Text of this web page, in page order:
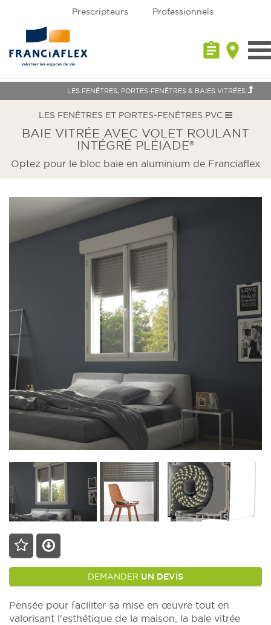
Prescripteurs Professionnels
assignment place
LES FENÊTRES, PORTES-FENÊTRES & BAIES VITRÉES
LES FENÊTRES ET PORTES-FENÊTRES PVC
BAIE VITRÉE AVEC VOLET ROULANT
INTÉGRÉ PLÉIADE®
Optez pour le bloc baie en aluminium de Franciaflex
DEMANDER UN DEVIS
Pensée pour faciliter sa mise en œuvre tout en
valorisant l'esthétique de la maison, la baie vitrée